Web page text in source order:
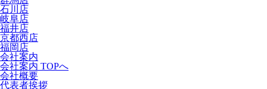
石川店
岐阜店
福井店
京都西店
福岡店
会社案内
会社案内 TOPへ
会社概要
代表者挨拶